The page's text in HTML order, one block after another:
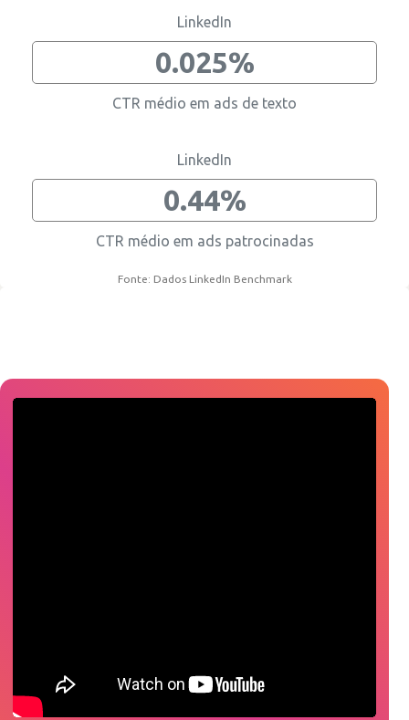
LinkedIn
0.025%
CTR médio em ads de texto
LinkedIn
0.44%
CTR médio em ads patrocinadas
Fonte: Dados LinkedIn Benchmark